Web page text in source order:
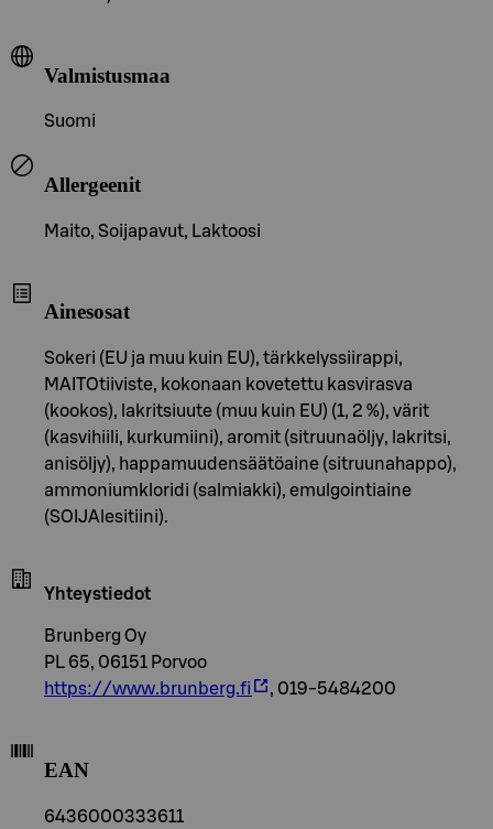
Valmistusmaa
Suomi
Allergeenit
Maito, Soijapavut, Laktoosi
Ainesosat
Sokeri (EU ja muu kuin EU), tärkkelyssiirappi,
MAITOtiiviste, kokonaan kovetettu kasvirasva
(kookos), lakritsiuute (muu kuin EU) (1, 2 %), värit
(kasvihiili, kurkumiini), aromit (sitruunaöljy, lakritsi,
anisöljy), happamuudensäätöaine (sitruunahappo),
ammoniumkloridi (salmiakki), emulgointiaine
(SOIJAlesitiini).
Yhteystiedot
Brunberg Oy
PL 65, 06151 Porvoo
https://www.brunberg.fi
, 019-5484200
EAN
6436000333611